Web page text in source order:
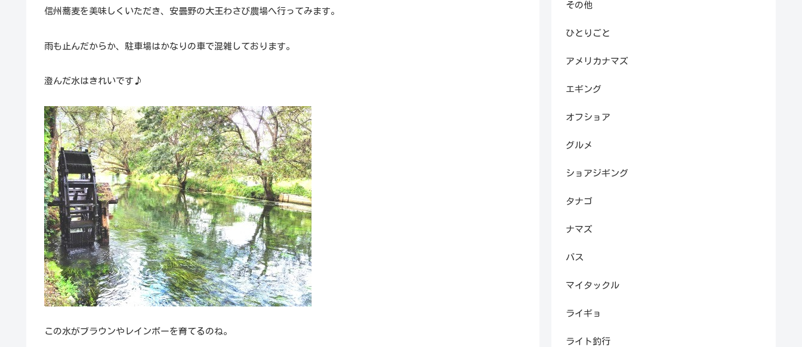
信州蕎麦を美味しくいただき、安曇野の大王わさび農場へ行ってみます。
雨も止んだからか、駐車場はかなりの車で混雑しております。
澄んだ水はきれいです♪
この水がブラウンやレインボーを育てるのね。
その他
ひとりごと
アメリカナマズ
エギング
オフショア
グルメ
ショアジギング
タナゴ
ナマズ
バス
マイタックル
ライギョ
ライト釣行